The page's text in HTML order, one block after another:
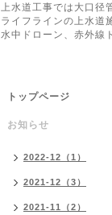
上水道工事では大口径
ライフラインの上水道
水中ドローン、赤外線
トップページ
お知らせ
2022-12（1）
2021-12（3）
2021-11（2）